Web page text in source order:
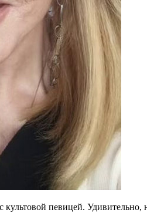
певицей. Удивительно,